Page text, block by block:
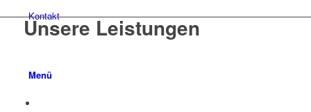
Kontakt
Menü
Unsere Leistungen